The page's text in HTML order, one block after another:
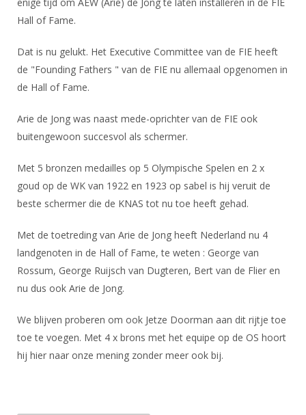
Gebruiksvoorwaarden
Handleiding
Historie
Organisatie
Commissies
Vacatures
Bondsbureau
Contact
Samenwerking
Nieuws
Verenigingsondersteuning
Ranglijsten
Reglementen
Materiaal
Rolstoelschermen
Wedstrijdkalender
KNAS Keurmerk
JPT
JEC
Veteranenwedstrijden
Wedstrijdorganisatie
Nieuws
FBT
Talentontwikkeling
Internationale Titeltoernooien
Internationale aanmeldingen
Brassardsysteem
Voor coaches en leraren
Nieuws
Internationale opleidingen
Leraar
Nieuws
Scheidsrechterslijst
Scheidsrechter Documentatie
Tuchtzaken
Archief
NK organiseren
Hall of Fame.
Dat is nu gelukt. Het Executive Committee van de FIE heeft
de "Founding Fathers " van de FIE nu allemaal opgenomen in
de Hall of Fame.
Arie de Jong was naast mede-oprichter van de FIE ook
buitengewoon succesvol als schermer.
Met 5 bronzen medailles op 5 Olympische Spelen en 2 x
goud op de WK van 1922 en 1923 op sabel is hij veruit de
beste schermer die de KNAS tot nu toe heeft gehad.
Met de toetreding van Arie de Jong heeft Nederland nu 4
landgenoten in de Hall of Fame, te weten : George van
Rossum, George Ruijsch van Dugteren, Bert van de Flier en
nu dus ook Arie de Jong.
We blijven proberen om ook Jetze Doorman aan dit rijtje toe
toe te voegen. Met 4 x brons met het equipe op de OS hoort
hij hier naar onze mening zonder meer ook bij.